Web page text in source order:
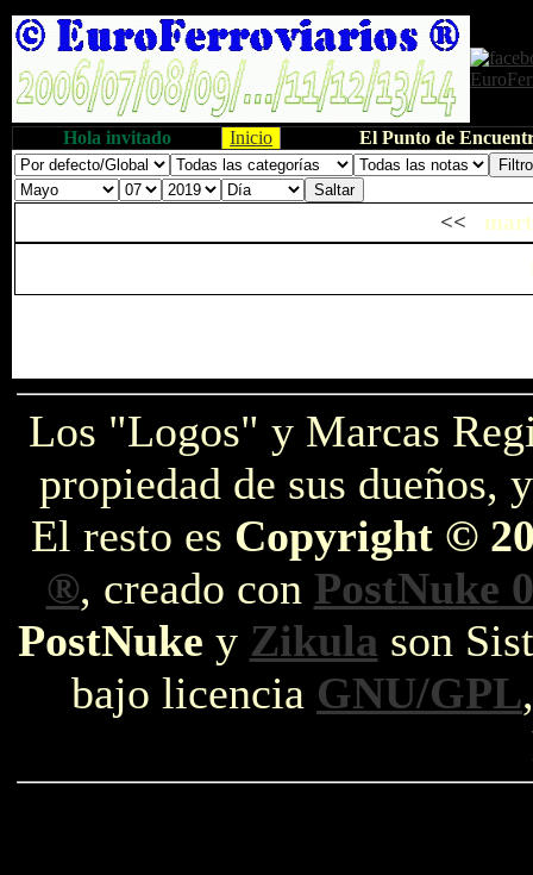
Hola invitado Inicio El Punto de
<<
Los "Logos" y Marcas
propiedad de sus dueños,
El resto es Copyright ©
®, creado con PostNuke
PostNuke y Zikula son
bajo licencia GNU/GPL